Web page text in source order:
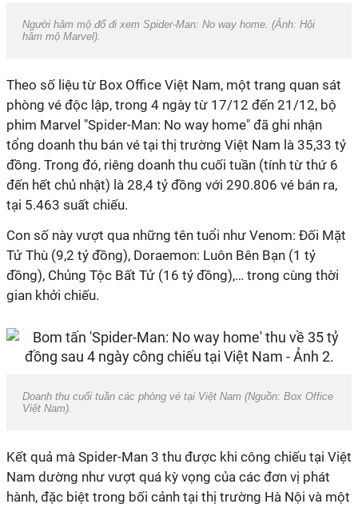
Người hâm mộ đổ đi xem Spider-Man: No way home. (Ảnh: Hội
hâm mộ Marvel).
Theo số liệu từ Box Office Việt Nam, một trang quan sát
phòng vé độc lập, trong 4 ngày từ 17/12 đến 21/12, bộ
phim Marvel "Spider-Man: No way home" đã ghi nhận
tổng doanh thu bán vé tại thị trường Việt Nam là 35,33 tỷ
đồng. Trong đó, riêng doanh thu cuối tuần (tính từ thứ 6
đến hết chủ nhật) là 28,4 tỷ đồng với 290.806 vé bán ra,
tại 5.463 suất chiếu.
Con số này vượt qua những tên tuổi như Venom: Đối Mặt
Tử Thù (9,2 tỷ đồng), Doraemon: Luôn Bên Bạn (1 tỷ
đồng), Chủng Tộc Bất Tử (16 tỷ đồng),… trong cùng thời
gian khởi chiếu.
Doanh thu cuối tuần các phòng vé tại Việt Nam (Nguồn: Box Office
Việt Nam).
Kết quả mà Spider-Man 3 thu được khi công chiếu tại Việt
Nam dường như vượt quá kỳ vọng của các đơn vị phát
hành, đặc biệt trong bối cảnh tại thị trường Hà Nội và một